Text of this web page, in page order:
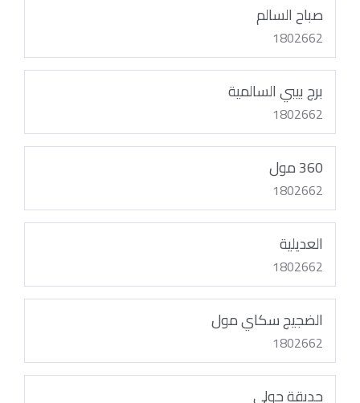
صباح السالم
1802662
برج بيبي السالمية
1802662
360 مول
1802662
العديلية
1802662
الضجيج سكاي مول
1802662
حديقة حولي